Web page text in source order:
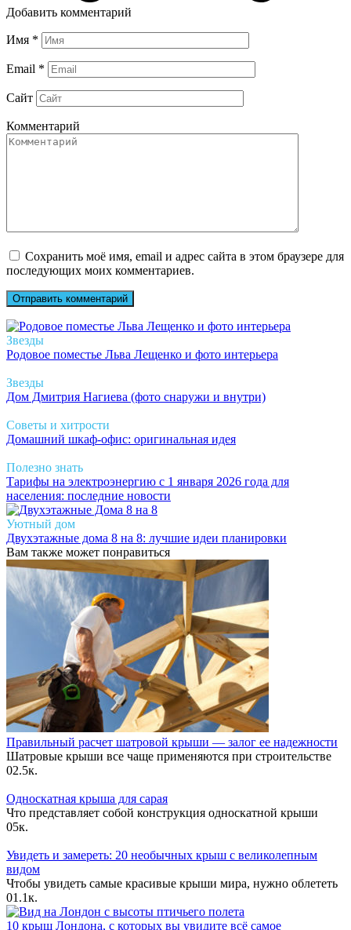
Добавить комментарий
Имя *
Email *
Сайт
Комментарий
Сохранить моё имя, email и адрес сайта в этом браузере для
последующих моих комментариев.
Звезды
Родовое поместье Льва Лещенко и фото интерьера
Звезды
Дом Дмитрия Нагиева (фото снаружи и внутри)
Советы и хитрости
Домашний шкаф-офис: оригинальная идея
Полезно знать
Тарифы на электроэнергию с 1 января 2026 года для
населения: последние новости
Уютный дом
Двухэтажные дома 8 на 8: лучшие идеи планировки
Вам также может понравиться
Правильный расчет шатровой крыши — залог ее надежности
Шатровые крыши все чаще применяются при строительстве
02.5к.
Односкатная крыша для сарая
Что представляет собой конструкция односкатной крыши
05к.
Увидеть и замереть: 20 необычных крыш с великолепным
видом
Чтобы увидеть самые красивые крыши мира, нужно облететь
01.1к.
10 крыш Лондона, с которых вы увидите всё самое